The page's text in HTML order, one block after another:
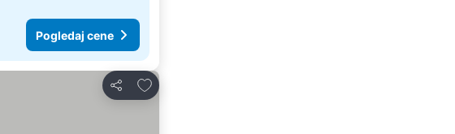
Pogledaj cene
Deli
Dodati u favorite